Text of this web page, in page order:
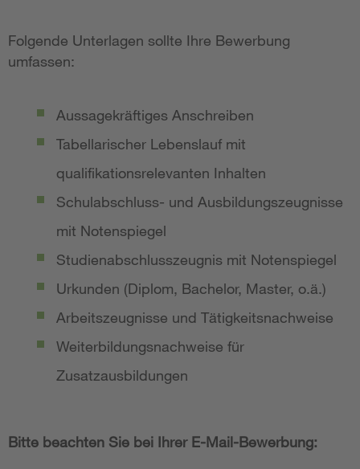
Folgende Unterlagen sollte Ihre Bewerbung
umfassen:
Aussagekräftiges Anschreiben
Tabellarischer Lebenslauf mit
qualifikationsrelevanten Inhalten
Schulabschluss- und Ausbildungszeugnisse
mit Notenspiegel
Studienabschlusszeugnis mit Notenspiegel
Urkunden (Diplom, Bachelor, Master, o.ä.)
Arbeitszeugnisse und Tätigkeitsnachweise
Weiterbildungsnachweise für
Zusatzausbildungen
Bitte beachten Sie bei Ihrer E-Mail-Bewerbung: